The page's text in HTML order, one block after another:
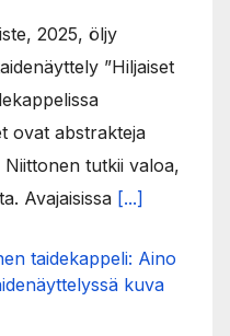
2025, öljy
”Hiljaiset
ovat abstrakteja
tutkii valoa,
Avajaisissa [...]
taidekappeli: Aino
kuva